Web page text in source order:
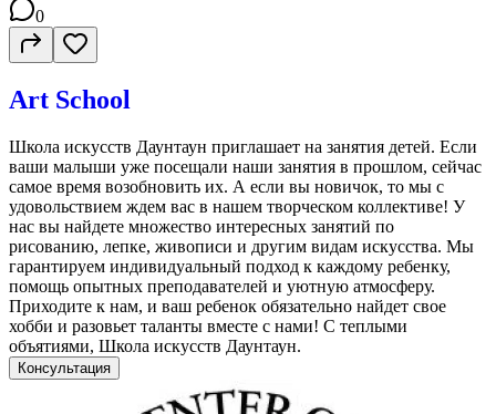
0
Art School
Школа искусств Даунтаун приглашает на занятия детей. Если
ваши малыши уже посещали наши занятия в прошлом, сейчас
самое время возобновить их. А если вы новичок, то мы с
удовольствием ждем вас в нашем творческом коллективе! У
нас вы найдете множество интересных занятий по
рисованию, лепке, живописи и другим видам искусства. Мы
гарантируем индивидуальный подход к каждому ребенку,
помощь опытных преподавателей и уютную атмосферу.
Приходите к нам, и ваш ребенок обязательно найдет свое
хобби и разовьет таланты вместе с нами! С теплыми
объятиями, Школа искусств Даунтаун.
Консультация